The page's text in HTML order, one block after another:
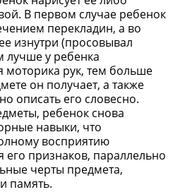
В первом случае ребенок
перекладин, а во
изнутри (просовывал
лучше у ребенка
рук, тем больше
он получает, а также
описать его словесно.
ребенок снова
навыки, что
восприятию
его признаков, параллельно
черты предмета,
память.